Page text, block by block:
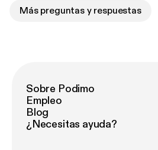
Más preguntas y respuestas
Sobre Podimo
Empleo
Blog
¿Necesitas ayuda?